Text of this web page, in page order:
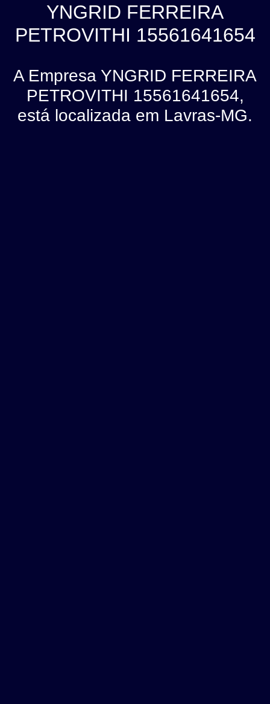
YNGRID FERREIRA
PETROVITHI 15561641654
A Empresa YNGRID FERREIRA
PETROVITHI 15561641654,
está localizada em Lavras-MG.